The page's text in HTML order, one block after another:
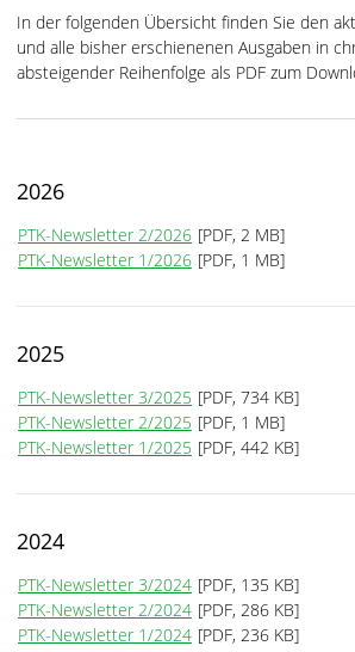
In der folgenden Übersicht finden Sie den
und alle bisher erschienenen Ausgaben in
absteigender Reihenfolge als PDF zum
2026
PTK-Newsletter 2/2026 [PDF, 2 MB]
PTK-Newsletter 1/2026 [PDF, 1 MB]
2025
PTK-Newsletter 3/2025 [PDF, 734 KB]
PTK-Newsletter 2/2025 [PDF, 1 MB]
PTK-Newsletter 1/2025 [PDF, 442 KB]
2024
PTK-Newsletter 3/2024 [PDF, 135 KB]
PTK-Newsletter 2/2024 [PDF, 286 KB]
PTK-Newsletter 1/2024 [PDF, 236 KB]